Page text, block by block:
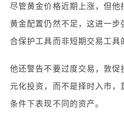
尽管黄金价格近期上涨，但他
黄金配置仍然不足，这进一步
合保护工具而非短期交易工具
他还警告不要过度交易，敦促
元化投资，而不是择时入市
条件下表现不同的资产。